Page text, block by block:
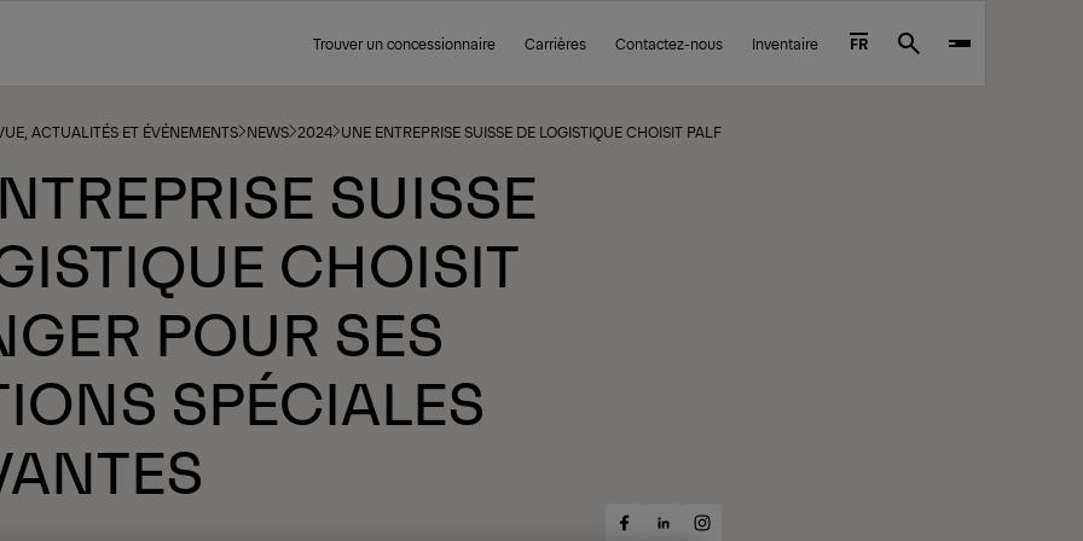
Trouver un concessionnaire Carrières Contactez-nous Inventaire FR Search
ACTUALITÉS ET ÉVÉNEMENTS NEWS 2024 UNE ENTREPRISE SUISSE DE LOGISTIQUE CHOISIT PALFINGER POUR SES SOLUTIONS SPÉCIALES
SUISSE
CHOISIT
POUR SES
SPÉCIALES
ShareShareShare